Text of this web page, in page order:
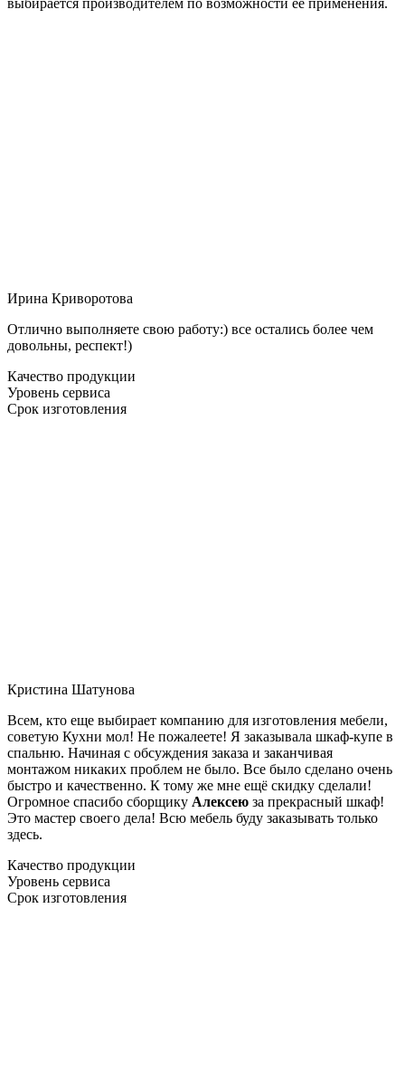
Ирина Криворотова
Отлично выполняете свою работу:) все остались более чем
довольны, респект!)
Качество продукции
Уровень сервиса
Срок изготовления
Кристина Шатунова
Всем, кто еще выбирает компанию для изготовления мебели,
советую Кухни мол! Не пожалеете! Я заказывала шкаф-купе в
спальню. Начиная с обсуждения заказа и заканчивая
монтажом никаких проблем не было. Все было сделано очень
быстро и качественно. К тому же мне ещё скидку сделали!
Огромное спасибо сборщику Алексею за прекрасный шкаф!
Это мастер своего дела! Всю мебель буду заказывать только
здесь.
Качество продукции
Уровень сервиса
Срок изготовления